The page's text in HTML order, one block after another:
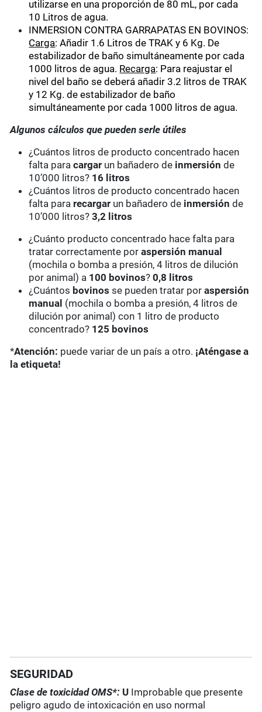
utilizarse en una proporción de 80 mL, por cada
10 Litros de agua.
INMERSION CONTRA GARRAPATAS EN BOVINOS:
Carga: Añadir 1.6 Litros de TRAK y 6 Kg. De
estabilizador de baño simultáneamente por cada
1000 litros de agua. Recarga: Para reajustar el
nivel del baño se deberá añadir 3.2 litros de TRAK
y 12 Kg. de estabilizador de baño
simultáneamente por cada 1000 litros de agua.
Algunos cálculos que pueden serle útiles
¿Cuántos litros de producto concentrado hacen
falta paracargar un bañadero de inmersión de
10’000 litros? 16 litros
¿Cuántos litros de producto concentrado hacen
falta para recargar un bañadero de inmersión de
10’000 litros?3,2 litros
¿Cuánto producto concentrado hace falta para
tratar correctamente poraspersión manual
(mochila o bomba a presión, 4 litros de dilución
por animal) a 100 bovinos? 0,8 litros
¿Cuántos bovinos se pueden tratar poraspersión
manual (mochila o bomba a presión, 4 litros de
dilución por animal) con 1 litro de producto
concentrado? 125 bovinos
*Atención: puede variar de un país a otro. ¡Aténgase a
la etiqueta!
SEGURIDAD
Clase de toxicidad OMS*: U Improbable que presente
peligro agudo de intoxicación en uso normal